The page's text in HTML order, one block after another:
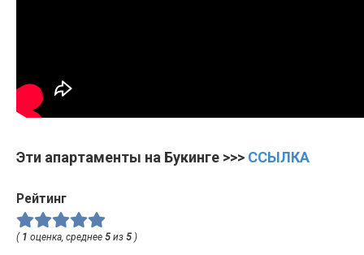
Эти апартаменты на Букинге >>> ССЫЛКА
Рейтинг
( 1 оценка, среднее 5 из 5 )